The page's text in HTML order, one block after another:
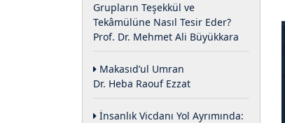
Grupların Teşekkül ve
Tekâmülüne Nasıl Tesir Eder?
Prof. Dr. Mehmet Ali Büyükkara
Makasıd’ul Umran
Dr. Heba Raouf Ezzat
İnsanlık Vicdanı Yol Ayrımında: